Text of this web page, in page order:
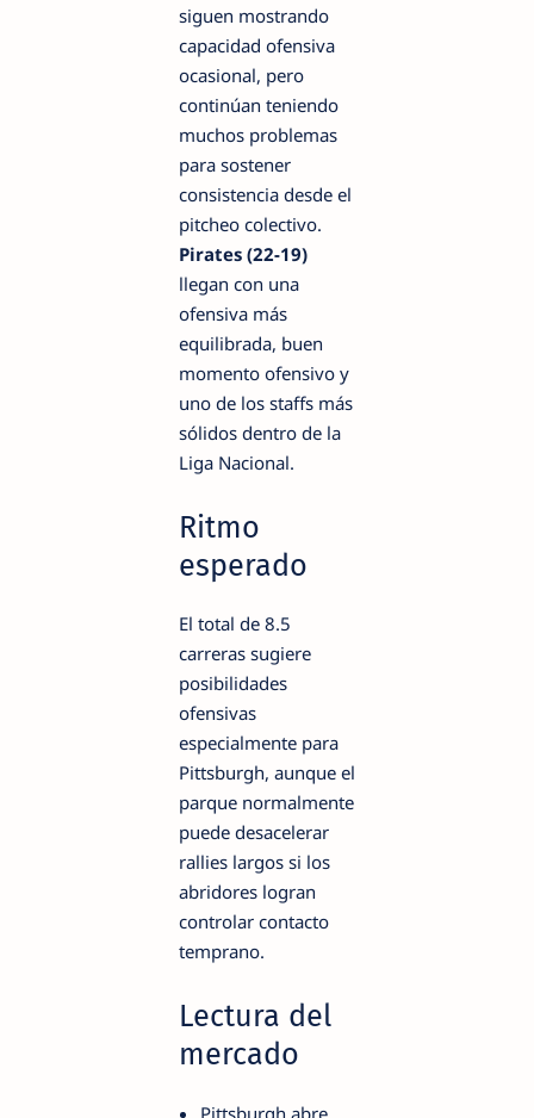
siguen mostrando
capacidad ofensiva
ocasional, pero
continúan teniendo
muchos problemas
para sostener
consistencia desde el
pitcheo colectivo.
Pirates (22-19)
llegan con una
ofensiva más
equilibrada, buen
momento ofensivo y
uno de los staffs más
sólidos dentro de la
Liga Nacional.
Ritmo
esperado
El total de 8.5
carreras sugiere
posibilidades
ofensivas
especialmente para
Pittsburgh, aunque el
parque normalmente
puede desacelerar
rallies largos si los
abridores logran
controlar contacto
temprano.
Lectura del
mercado
Pittsburgh abre